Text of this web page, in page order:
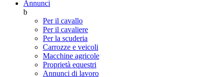
Annunci
b
Per il cavallo
Per il cavaliere
Per la scuderia
Carrozze e veicoli
Macchine agricole
Proprietà equestri
Annunci di lavoro